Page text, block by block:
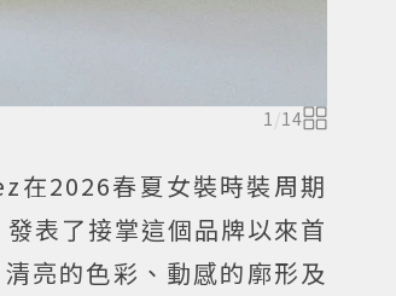
1 /14
2026春夏女裝時裝周期
了接掌這個品牌以來首
亮的色彩、動感的廓形及